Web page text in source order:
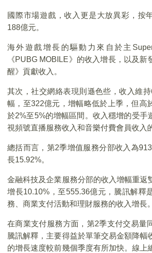
國際市場遊戲，收入更是大放異彩，按
188億元。
海外遊戲增長的驅動力來自於主
《PUBG MOBILE》的收入增長，以及新
醒》貢獻收入。
其次，社交網絡表現則遜色些，收入維
幅，至322億元，增幅略低於上季，但高
於2%至5%的增幅區間。收入穩增的受手
視頻號直播服務收入和音樂付費會員收入
總括而言，第2季增值服務分部收入為
長15.92%。
金融科技及企業服務分部的收入增幅重返
增長10.10%，至555.36億元，騰訊解釋
務、商業支付活動和理財服務的收入增長。
在商業支付服務方面，第2季支付交易量
騰訊解釋，主要得益於單筆交易金額降幅
的增長速度較前幾個季度有所加快。線上